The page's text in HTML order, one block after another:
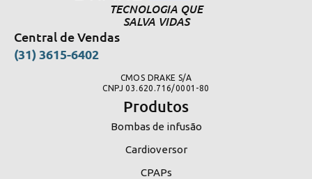
TECNOLOGIA QUE
SALVA VIDAS
Central de Vendas
(31) 3615-6402
CMOS DRAKE S/A
CNPJ 03.620.716/0001-80
Produtos
Bombas de infusão
Cardioversor
CPAPs